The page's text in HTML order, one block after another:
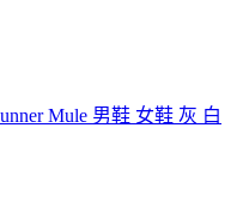
Mule 男鞋 女鞋 灰 白